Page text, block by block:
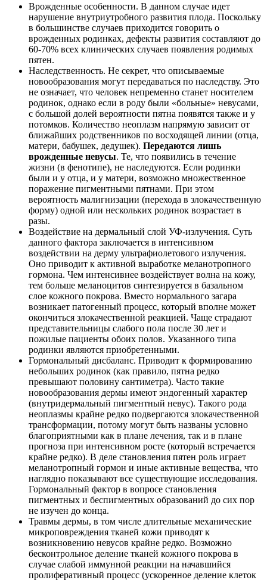
Врожденные особенности. В данном случае идет
нарушение внутриутробного развития плода. Поскольку
в большинстве случаев приходится говорить о
врожденных родинках, дефекты развития составляют до
60-70% всех клинических случаев появления родимых
пятен.
Наследственность. Не секрет, что описываемые
новообразования могут передаваться по наследству. Это
не означает, что человек непременно станет носителем
родинок, однако если в роду были «больные» невусами,
с большой долей вероятности пятна появятся также и у
потомков. Количество неоплазм напрямую зависит от
ближайших родственников по восходящей линии (отца,
матери, бабушек, дедушек). Передаются лишь
врожденные невусы. Те, что появились в течение
жизни (в фенотипе), не наследуются. Если родинки
были и у отца, и у матери, возможно множественное
поражение пигментными пятнами. При этом
вероятность малигнизации (перехода в злокачественную
форму) одной или нескольких родинок возрастает в
разы.
Воздействие на дермальный слой УФ-излучения. Суть
данного фактора заключается в интенсивном
воздействии на дерму ультрафиолетового излучения.
Оно приводит к активной выработке меланотропного
гормона. Чем интенсивнее воздействует волна на кожу,
тем больше меланоцитов синтезируется в базальном
слое кожного покрова. Вместо нормального загара
возникает патогенный процесс, который вполне может
окончиться злокачественной реакцией. Чаще страдают
представительницы слабого пола после 30 лет и
пожилые пациенты обоих полов. Указанного типа
родинки являются приобретенными.
Гормональный дисбаланс. Приводит к формированию
небольших родинок (как правило, пятна редко
превышают половину сантиметра). Часто такие
новообразования дермы имеют эндогенный характер
(внутридермальный пигментный невус). Такого рода
неоплазмы крайне редко подвергаются злокачественной
трансформации, потому могут быть названы условно
благоприятными как в плане лечения, так и в плане
прогноза при интенсивном росте (который встречается
крайне редко). В деле становления пятен роль играет
меланотропный гормон и иные активные вещества, что
наглядно показывают все существующие исследования.
Гормональный фактор в вопросе становления
пигментных и беспигментных образований до сих пор
не изучен до конца.
Травмы дермы, в том числе длительные механические
микроповреждения тканей кожи приводят к
возникновению невусов крайне редко. Возможно
бесконтрольное деление тканей кожного покрова в
случае слабой иммунной реакции на начавшийся
пролиферативный процесс (ускоренное деление клеток